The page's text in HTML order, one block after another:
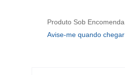
Produto Sob Encomenda
Avise-me quando chegar